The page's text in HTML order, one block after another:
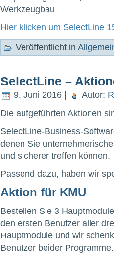
Werkzeugbau
Hier klicken um SelectLine
Veröffentlicht in
SelectLine –
9. Juni 2016 | Autor:
Die aufgeführten Aktionen
SelectLine-Business-
denen Sie
und sicherer treffen können.
Passend dazu, haben wir
Aktion für KMU
Bestellen Sie 3
den ersten Benutzer aller
Hauptmodule und wir
Benutzer beider Programme.